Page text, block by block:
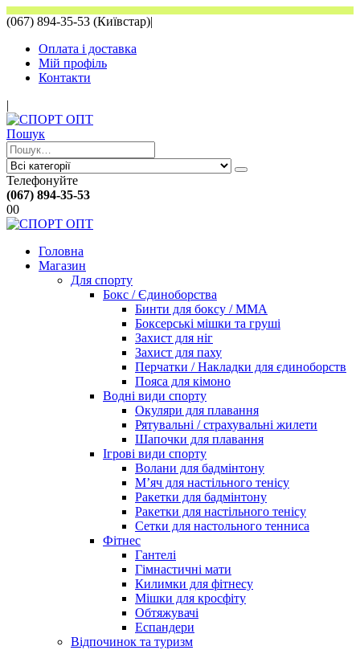
(067) 894-35-53 (Київстар)|
Оплата і доставка
Мій профіль
Контакти
|
Пошук
Телефонуйте
(067) 894-35-53
00
Головна
Магазин
Для спорту
Бокс / Єдиноборства
Бинти для боксу / ММА
Боксерські мішки та груші
Захист для ніг
Захист для паху
Перчатки / Накладки для єдиноборств
Пояса для кімоно
Водні види спорту
Окуляри для плавання
Рятувальні / страхувальні жилети
Шапочки для плавання
Ігрові види спорту
Волани для бадмінтону
М’яч для настільного тенісу
Ракетки для бадмінтону
Ракетки для настільного тенісу
Сетки для настольного тенниса
Фітнес
Гантелі
Гімнастичні мати
Килимки для фітнесу
Мішки для кросфіту
Обтяжувачі
Еспандери
Відпочинок та туризм